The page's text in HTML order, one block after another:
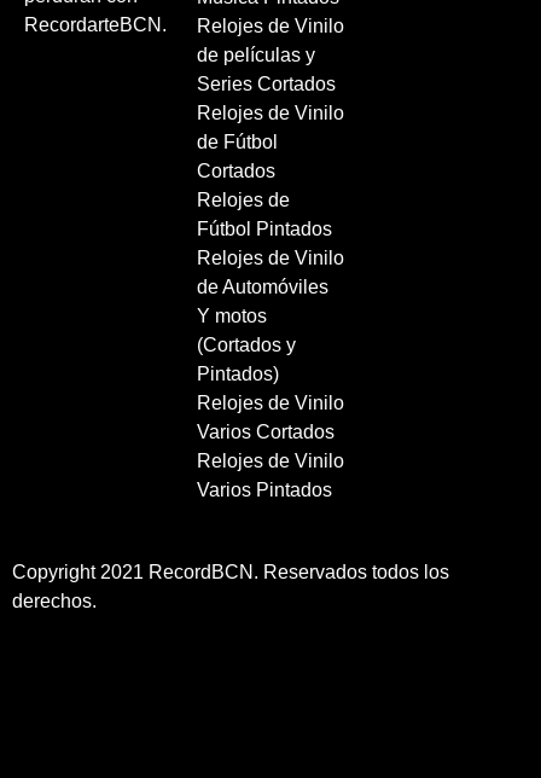
RecordarteBCN.
Relojes de Vinilo
de películas y
Series Cortados
Relojes de Vinilo
de Fútbol
Cortados
Relojes de
Fútbol Pintados
Relojes de Vinilo
de Automóviles
Y motos
(Cortados y
Pintados)
Relojes de Vinilo
Varios Cortados
Relojes de Vinilo
Varios Pintados
Copyright 2021 RecordBCN. Reservados todos los
derechos.